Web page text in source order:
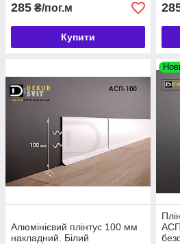
285 ₴/пог.м
Купити
Алюмінієвий плінтус 100 мм
накладний. Білий